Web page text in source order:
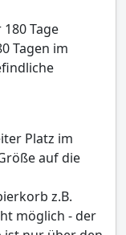
Tage
Tagen im
Platz im
auf die
z.B.
möglich - der